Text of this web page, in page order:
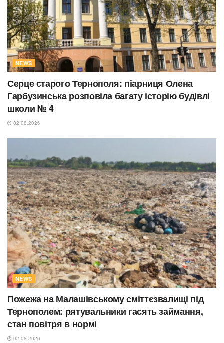
NEWS
Серце старого Тернополя: піарниця Олена
Гарбузинська розповіла багату історію будівлі
школи № 4
02.08.2026
NEWS
Пожежа на Малашівському сміттєзвалищі під
Тернополем: рятувальники гасять займання,
стан повітря в нормі
02.08.2026